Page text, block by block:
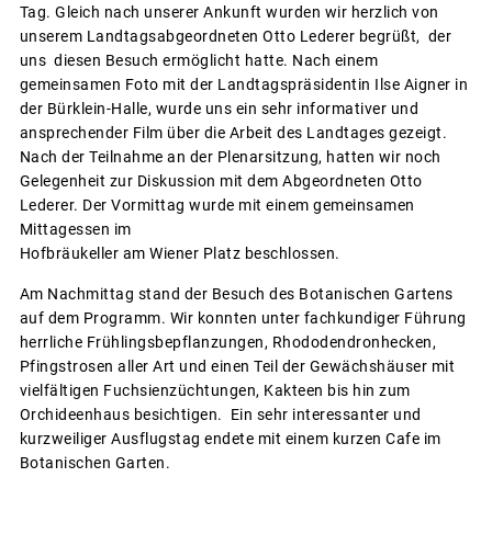
Tag. Gleich nach unserer Ankunft wurden wir herzlich von
unserem Landtagsabgeordneten Otto Lederer begrüßt, der
uns diesen Besuch ermöglicht hatte. Nach einem
gemeinsamen Foto mit der Landtagspräsidentin Ilse Aigner in
der Bürklein-Halle, wurde uns ein sehr informativer und
ansprechender Film über die Arbeit des Landtages gezeigt.
Nach der Teilnahme an der Plenarsitzung, hatten wir noch
Gelegenheit zur Diskussion mit dem Abgeordneten Otto
Lederer. Der Vormittag wurde mit einem gemeinsamen
Mittagessen im
Hofbräukeller am Wiener Platz beschlossen.
Am Nachmittag stand der Besuch des Botanischen Gartens
auf dem Programm. Wir konnten unter fachkundiger Führung
herrliche Frühlingsbepflanzungen, Rhododendronhecken,
Pfingstrosen aller Art und einen Teil der Gewächshäuser mit
vielfältigen Fuchsienzüchtungen, Kakteen bis hin zum
Orchideenhaus besichtigen. Ein sehr interessanter und
kurzweiliger Ausflugstag endete mit einem kurzen Cafe im
Botanischen Garten.